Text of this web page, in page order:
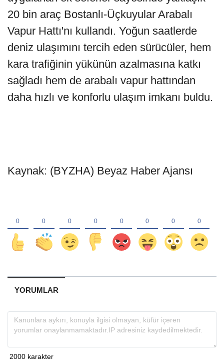
20 bin araç Bostanlı-Üçkuyular Arabalı
Vapur Hattı'nı kullandı. Yoğun saatlerde
deniz ulaşımını tercih eden sürücüler, hem
kara trafiğinin yükünün azalmasına katkı
sağladı hem de arabalı vapur hattından
daha hızlı ve konforlu ulaşım imkanı buldu.
Kaynak: (BYZHA) Beyaz Haber Ajansı
YORUMLAR